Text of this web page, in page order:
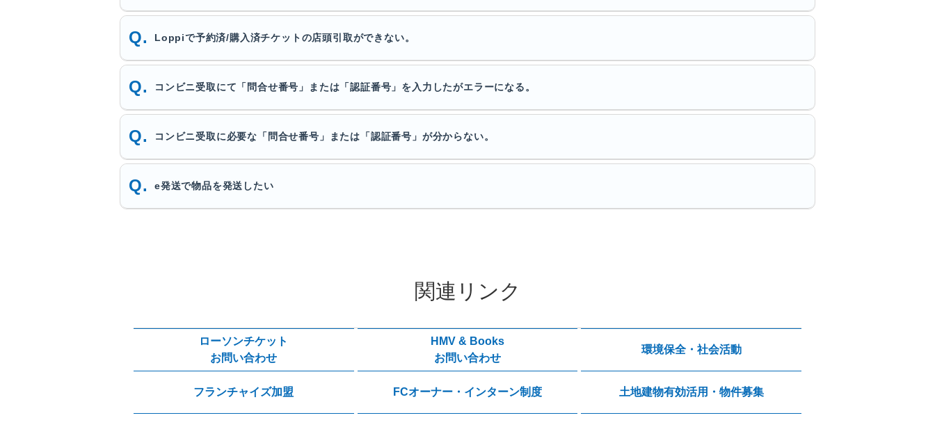
Loppiで予約済/購入済チケットの店頭引取ができない。
コンビニ受取にて「問合せ番号」または「認証番号」を入力したがエラーになる。
コンビニ受取に必要な「問合せ番号」または「認証番号」が分からない。
e発送で物品を発送したい
関連リンク
ローソンチケット
お問い合わせ
HMV & Books
お問い合わせ
環境保全・社会活動
フランチャイズ加盟 FCオーナー・インターン制度 土地建物有効活用・物件募集